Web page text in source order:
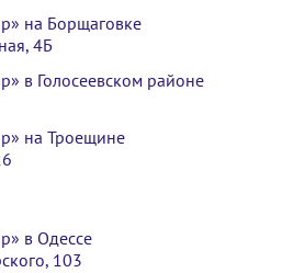
на Борщаговке
4Б
в Голосеевском районе
на Троещине
в Одессе
103